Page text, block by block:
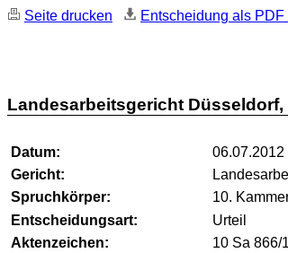
Seite drucken Entscheidung als PDF
Landesarbeitsgericht Düsseldorf,
Datum:
06.07.2012
Gericht:
Spruchkörper:
10.
Entscheidungsart:
Urteil
Aktenzeichen:
10 Sa 866/